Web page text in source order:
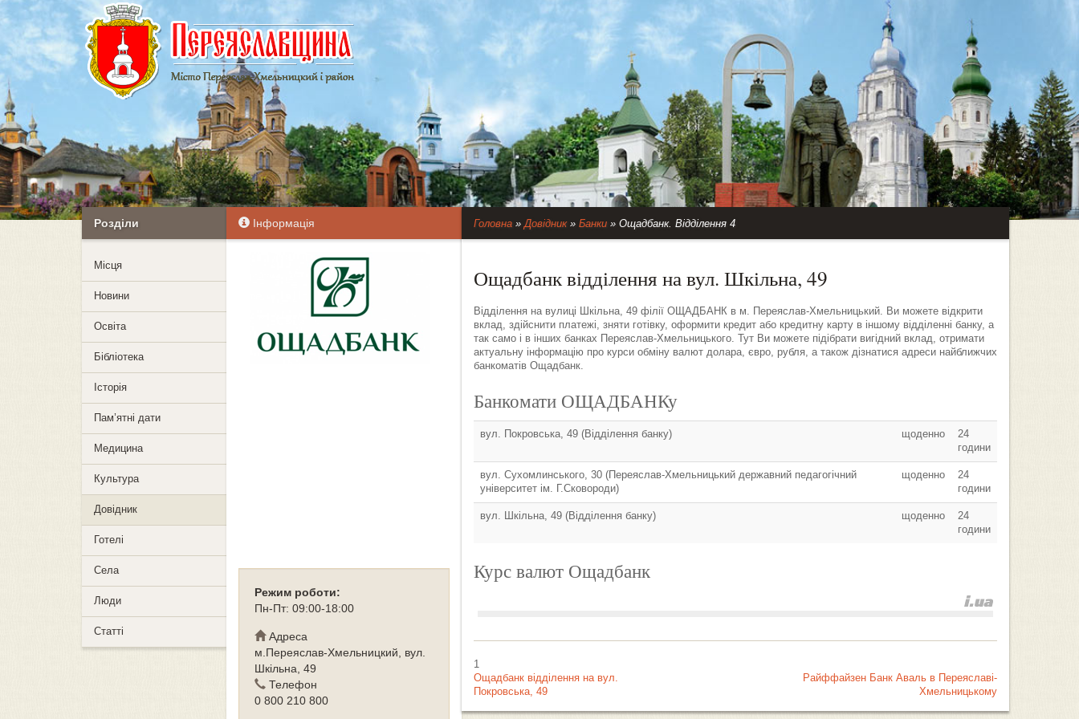
Розділи
Mісця
Новини
Освіта
Бібліотека
Історія
Пам’ятні дати
Медицина
Культура
Довідник
Готелі
Села
Люди
Статті
Інформація
Режим роботи:
Пн-Пт: 09:00-18:00
Адреса
м.Переяслав-Хмельницкий, вул.
Шкільна, 49
Телефон
0 800 210 800
Головна»Довідник» Банки» Ощадбанк. Відділення 4
Ощадбанк відділення на вул. Шкільна, 49
Відділення на вулиці Шкільна, 49 філії ОЩАДБАНК в м. Переяслав-Хмельницький. Ви можете відкрити
вклад, здійснити платежі, зняти готівку, оформити кредит або кредитну карту в іншому відділенні банку, а
так само і в інших банках Переяслав-Хмельницького. Тут Ви можете підібрати вигідний вклад, отримати
актуальну інформацію про курси обміну валют долара, євро, рубля, а також дізнатися адреси найближчих
банкоматів Ощадбанк.
Банкомати ОЩАДБАНКу
вул. Покровська, 49 (Відділення банку) щоденно
24
години
вул. Сухомлинського, 30 (Переяслав-Хмельницький державний педагогічний
університет ім. Г.Сковороди)
щоденно
24
години
вул. Шкільна, 49 (Відділення банку) щоденно
24
години
Курс валют Ощадбанк
1
Ощадбанк відділення на вул.
Покровська, 49
Райффайзен Банк Аваль в Переяславі-
Хмельницькому